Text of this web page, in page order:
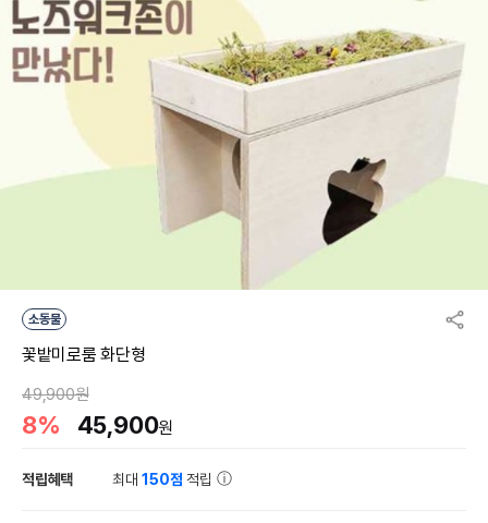
소동물
꽃밭미로룸 화단형
49,900원
8% 45,900원
적립혜택 최대150점 적립